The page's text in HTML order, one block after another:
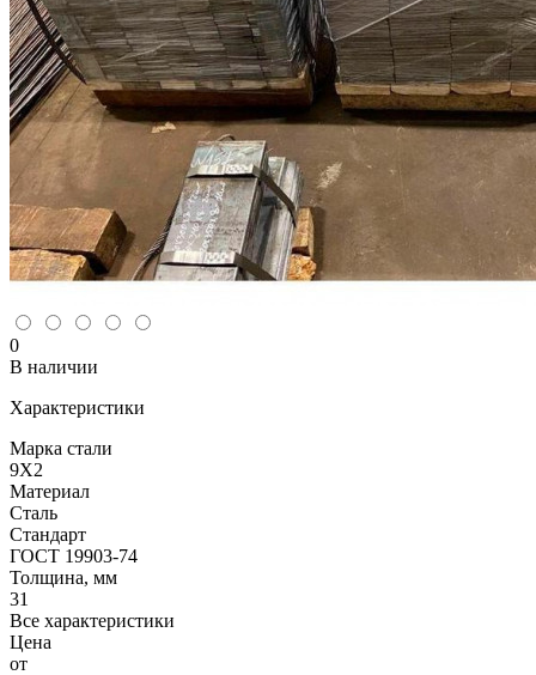
0
В наличии
Характеристики
Марка стали
9Х2
Материал
Сталь
Стандарт
ГОСТ 19903-74
Толщина, мм
31
Все характеристики
Цена
от